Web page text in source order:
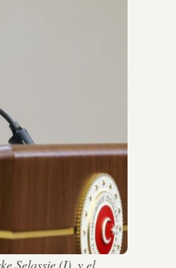
Selassie (I), y el